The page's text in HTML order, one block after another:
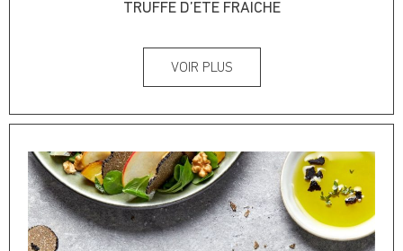
TRUFFE D’ÉTÉ FRAÎCHE
VOIR PLUS